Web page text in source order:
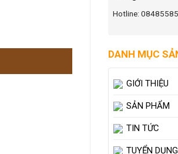
Hotline:
DANH MỤC
GIỚI THIỆU
SẢN PHẨM
TIN TỨC
TUYỂN DỤNG